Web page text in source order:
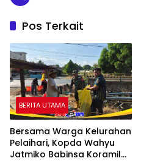
Pos Terkait
BERITA UTAMA
Bersama Warga Kelurahan
Pelaihari, Kopda Wahyu
Jatmiko Babinsa Koramil